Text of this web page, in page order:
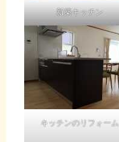
新築キッチン
キッチンのリフォーム